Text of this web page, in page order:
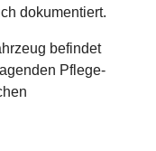
dokumentiert.
befindet
Pflege-